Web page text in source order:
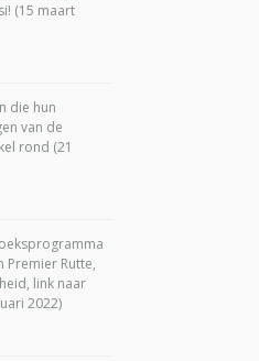
(15 maart
die hun
van de
rond (21
Premier Rutte,
link naar
2022)